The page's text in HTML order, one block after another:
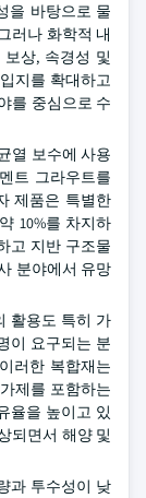
을 바탕으로 물
러나 화학적 내
상, 속경성 및
지를 확대하고
를 중심으로 수
열 보수에 사용
트 그라우트를
제품은 특별한
10%를 차지하
고 지반 구조물
분야에서 유망
활용도 특히 가
이 요구되는 분
러한 복합재는
제를 포함하는
율을 높이고 있
되면서 해양 및
과 투수성이 낮